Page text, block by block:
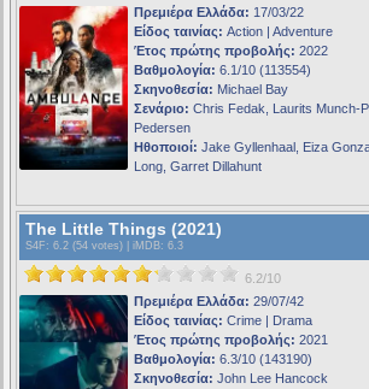
Πρεμιέρα Ελλάδα: 17/03/22
Είδος ταινίας: Action | Adventure
Έτος πρώτης προβολής: 2022
Βαθμολογία: 6.1/10 (113554)
Σκηνοθεσία: Michael Bay
Σενάριο: Chris Fedak, Laurits Munch-
Pedersen
Ηθοποιοί: Jake Gyllenhaal, Eiza
Long, Garret Dillahunt
The Little Things (2021)
S4F : 6.2 (54 votes) | iMDB: 6.3
6.2/10
Πρεμιέρα Ελλάδα: 29/07/42
Είδος ταινίας: Crime | Drama
Έτος πρώτης προβολής: 2021
Βαθμολογία: 6.3/10 (143190)
Σκηνοθεσία: John Lee Hancock